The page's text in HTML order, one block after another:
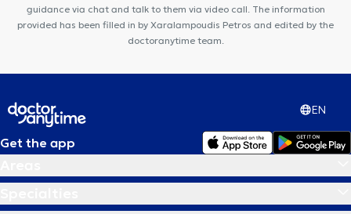
guidance via chat and talk to them via video call. The information
provided has been filled in by Xaralampoudis Petros and edited by the
doctoranytime team.
EN
Get the app